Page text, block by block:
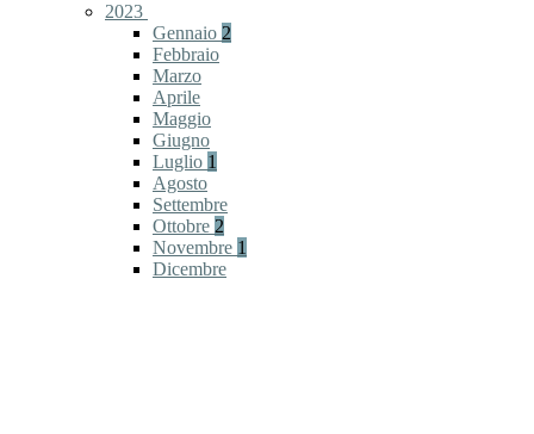
2023
Gennaio 2
Febbraio
Marzo
Aprile
Maggio
Giugno
Luglio 1
Agosto
Settembre
Ottobre 2
Novembre 1
Dicembre